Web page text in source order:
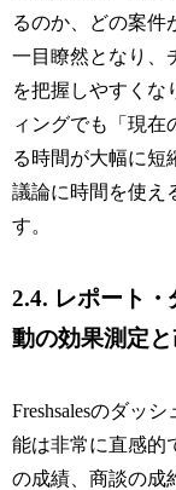
るのか、どの案件
一目瞭然となり、
を把握しやすくな
ィングでも「現在
る時間が大幅に短
議論に時間を使え
す。
2.4. レポート
動の効果測定
Freshsalesのダッ
能は非常に直感的
の成績、商談の成